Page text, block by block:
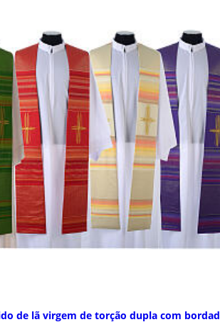
de lã virgem de torção dupla com